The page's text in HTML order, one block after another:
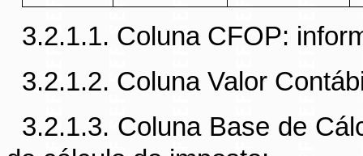
3.2.1.1. Coluna CFOP:
3.2.1.2. Coluna Valor
3.2.1.3. Coluna Base de